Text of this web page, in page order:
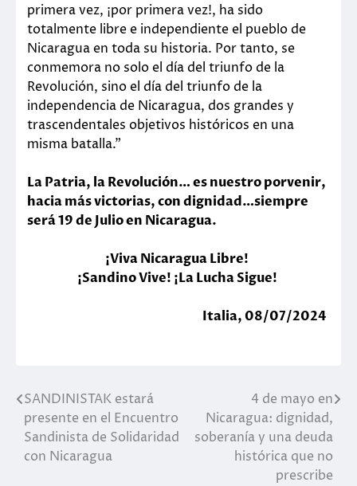
primera vez, ¡por primera vez!, ha sido
totalmente libre e independiente el pueblo de
Nicaragua en toda su historia. Por tanto, se
conmemora no solo el día del triunfo de la
Revolución, sino el día del triunfo de la
independencia de Nicaragua, dos grandes y
trascendentales objetivos históricos en una
misma batalla.”
La Patria, la Revolución… es nuestro porvenir,
hacia más victorias, con dignidad…siempre
será 19 de Julio en Nicaragua.
¡Viva Nicaragua Libre!
¡Sandino Vive! ¡La Lucha Sigue!
Italia, 08/07/2024
Navegación
de
entradas
SANDINISTAK estará
presente en el Encuentro
Sandinista de Solidaridad
con Nicaragua
4 de mayo en
Nicaragua: dignidad,
soberanía y una deuda
histórica que no
prescribe